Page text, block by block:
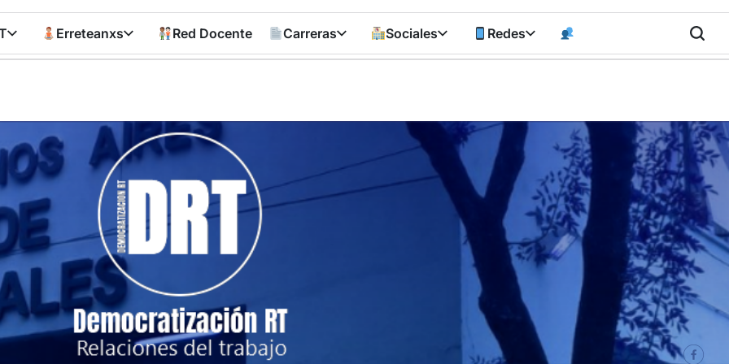
Erreteanxs Red Docente Carreras Sociales Redes
RT